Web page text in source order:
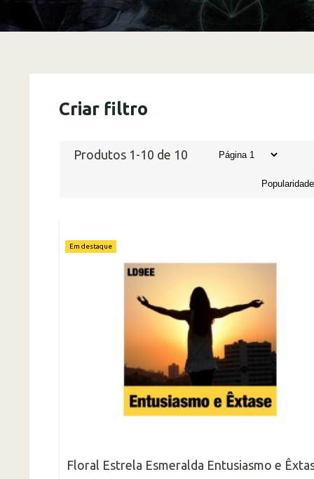
Criar filtro
Produtos 1-10 de 10
Em destaque
Floral Estrela Esmeralda Entusiasmo e